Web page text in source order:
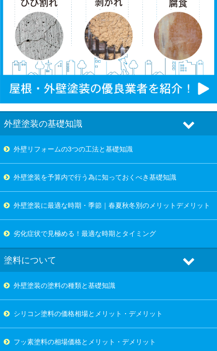
外壁塗装の基礎知識
外壁リフォームの3つの工法と基礎知識
外壁塗装を予算内で行う為に知っておくべき基礎知識
外壁塗装に最適な時期・季節｜春夏秋冬別のメリットデメリット
劣化症状で見極める！最適な時期とタイミング
塗料について
外壁塗装の塗料の種類と基礎知識
シリコン塗料の価格相場とメリット・デメリット
フッ素塗料の相場価格とメリット・デメリット